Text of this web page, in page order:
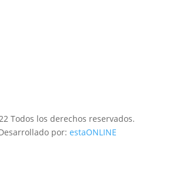
Todos los derechos reservados.
por: estaONLINE